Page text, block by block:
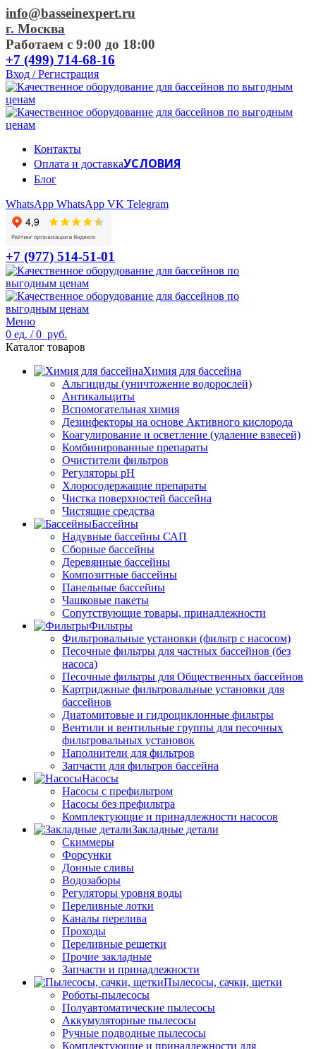
info@basseinexpert.ru
г. Москва
Работаем с 9:00 до 18:00
+7 (499) 714-68-16
Вход / Регистрация
Контакты
Оплата и доставкаУСЛОВИЯ
Блог
WhatsApp WhatsApp VK Telegram
+7 (977) 514-51-01
Меню
0 ед. / 0 руб.
Каталог товаров
Химия для бассейна
Альгициды (уничтожение водорослей)
Антикальциты
Вспомогательная химия
Дезинфекторы на основе Активного кислорода
Коагулирование и осветление (удаление взвесей)
Комбинированные препараты
Очистители фильтров
Регуляторы pH
Хлоросодержащие препараты
Чистка поверхностей бассейна
Чистящие средства
Бассейны
Надувные бассейны САП
Сборные бассейны
Деревянные бассейны
Композитные бассейны
Панельные бассейны
Чашковые пакеты
Сопутствующие товары, принадлежности
Фильтры
Фильтровальные установки (фильтр с насосом)
Песочные фильтры для частных бассейнов (без
насоса)
Песочные фильтры для Общественных бассейнов
Картриджные фильтровальные установки для
бассейнов
Диатомитовые и гидроциклонные фильтры
Вентили и вентильные группы для песочных
фильтровальных установок
Наполнители для фильтров
Запчасти для фильтров бассейна
Насосы
Насосы с префильтром
Насосы без префильтра
Комплектующие и принадлежности насосов
Закладные детали
Скиммеры
Форсунки
Донные сливы
Водозаборы
Регуляторы уровня воды
Переливные лотки
Каналы перелива
Проходы
Переливные решетки
Прочие закладные
Запчасти и принадлежности
Пылесосы, сачки, щетки
Роботы-пылесосы
Полуавтоматические пылесосы
Аккумуляторные пылесосы
Ручные подводные пылесосы
Комплектующие и принадлежности для